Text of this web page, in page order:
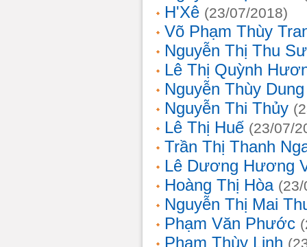
H'Xê (23/07/2018)
Võ Phạm Thùy
Nguyễn Thị Thu
Lê Thị Quỳnh
Nguyễn Thùy Dung
Nguyễn Thi Thủy
Lê Thị Huế (23/07/
Trần Thị Thanh
Lê Dương Hương
Hoàng Thị Hòa
Nguyễn Thị Mai
Phạm Văn Phước
Phạm Thùy Linh